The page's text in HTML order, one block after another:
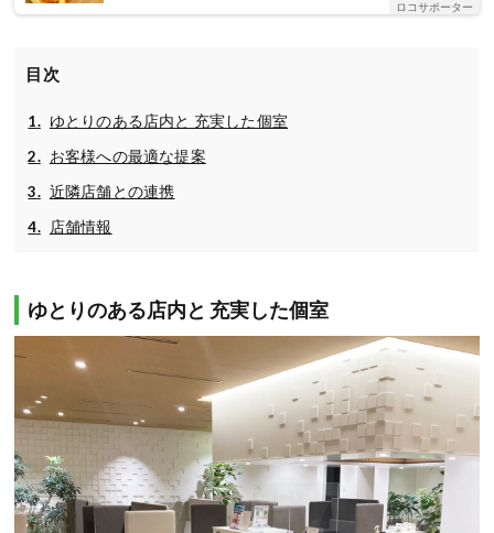
ロコサポーター
目次
ゆとりのある店内と 充実した個室
お客様への最適な提案
近隣店舗との連携
店舗情報
ゆとりのある店内と 充実した個室